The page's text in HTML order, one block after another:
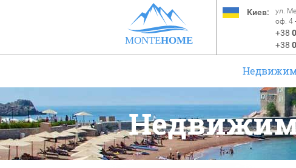
MONTEHOME
Киев:
ул.
оф. 4
+38
+38